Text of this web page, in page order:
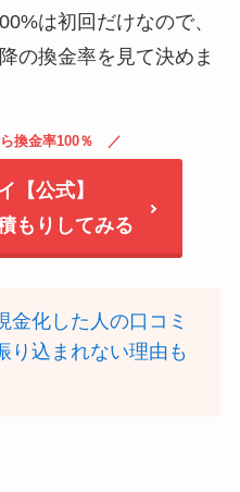
は初回だけなので、
の換金率を見て決めま
換金率100％
【公式】
もりしてみる
金化した人の口コミ
り込まれない理由も